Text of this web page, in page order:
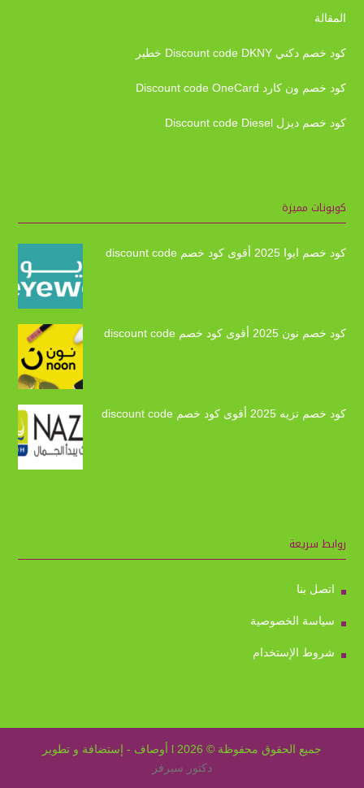
المقالة
كود خصم دكني Discount code DKNY خطير
كود خصم ون كارد Discount code OneCard
كود خصم ديزل Discount code Diesel
كوبونات مميزة
كود خصم ايوا 2025 أقوى كود خصم discount code
كود خصم نون 2025 أقوى كود خصم discount code
كود خصم نزيه 2025 أقوى كود خصم discount code
روابط سريعة
اتصل بنا
سياسة الخصوصية
شروط الإستخدام
جميع الحقوق محفوظة © 2026 l أوصاف - إستضافة و تطوير
دكتور سيرفر